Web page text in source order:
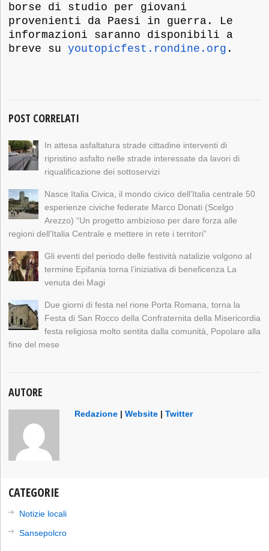
borse di studio per giovani
provenienti da Paesi in guerra. Le
informazioni saranno disponibili a
breve suyoutopicfest.rondine.org .
POST CORRELATI
In attesa asfaltatura strade cittadine interventi di
ripristino asfalto nelle strade interessate da lavori di
riqualificazione dei sottoservizi
Nasce Italia Civica, il mondo civico dell’Italia centrale 50
esperienze civiche federate Marco Donati (Scelgo
Arezzo) “Un progetto ambizioso per dare forza alle
regioni dell’Italia Centrale e mettere in rete i territori”
Gli eventi del periodo delle festività natalizie volgono al
termine Epifania torna l’iniziativa di beneficenza La
venuta dei Magi
Due giorni di festa nel rione Porta Romana, torna la
Festa di San Rocco della Confraternita della Misericordia
festa religiosa molto sentita dalla comunità, Popolare alla
fine del mese
AUTORE
Redazione |Website |Twitter
CATEGORIE
Notizie locali
Sansepolcro